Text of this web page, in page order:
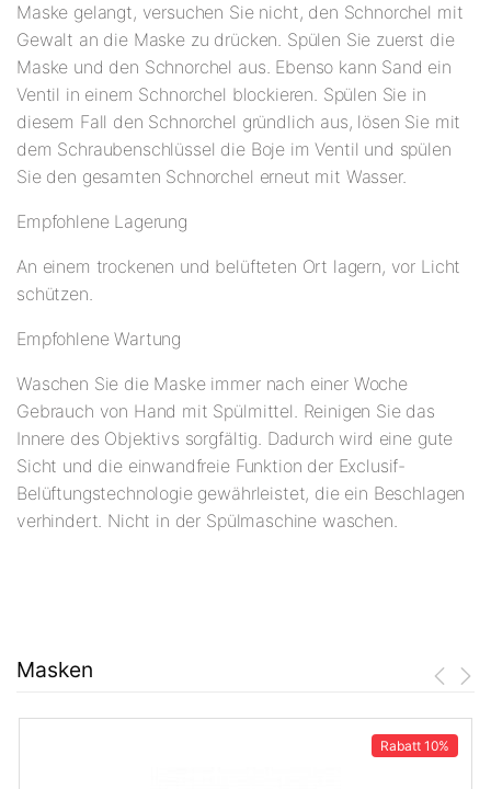
Maske gelangt, versuchen Sie nicht, den Schnorchel mit
Gewalt an die Maske zu drücken. Spülen Sie zuerst die
Maske und den Schnorchel aus. Ebenso kann Sand ein
Ventil in einem Schnorchel blockieren. Spülen Sie in
diesem Fall den Schnorchel gründlich aus, lösen Sie mit
dem Schraubenschlüssel die Boje im Ventil und spülen
Sie den gesamten Schnorchel erneut mit Wasser.
Empfohlene Lagerung
An einem trockenen und belüfteten Ort lagern, vor Licht
schützen.
Empfohlene Wartung
Waschen Sie die Maske immer nach einer Woche
Gebrauch von Hand mit Spülmittel. Reinigen Sie das
Innere des Objektivs sorgfältig. Dadurch wird eine gute
Sicht und die einwandfreie Funktion der Exclusif-
Belüftungstechnologie gewährleistet, die ein Beschlagen
verhindert. Nicht in der Spülmaschine waschen.
Masken
Rabatt 10%